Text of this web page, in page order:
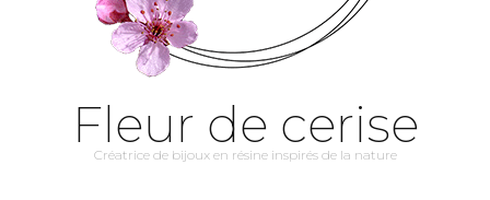
Fleur de cerise
Créatrice de bijoux en résine inspirés de la nature